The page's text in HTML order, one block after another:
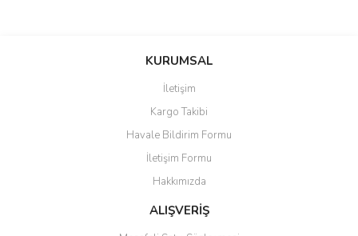
Bu ürüne ilk yorumu siz yapın!
Ürün resmi kalitesiz, bozuk veya görüntülenemiyor.
Ürün açıklamasında eksik bilgiler bulunuyor.
Ürün bilgilerinde hatalar bulunuyor.
Ürün fiyatı diğer sitelerden daha pahalı.
Bu ürüne benzer farklı alternatifler olmalı.
KURUMSAL
İletişim
Kargo Takibi
Havale Bildirim Formu
İletişim Formu
Hakkımızda
ALIŞVERİŞ